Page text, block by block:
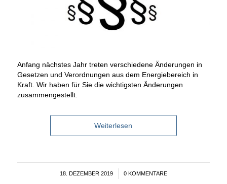
Anfang nächstes Jahr treten verschiedene Änderungen in
Gesetzen und Verordnungen aus dem Energiebereich in
Kraft. Wir haben für Sie die wichtigsten Änderungen
zusammengestellt.
Weiterlesen
18. DEZEMBER 2019
/ 0 KOMMENTARE